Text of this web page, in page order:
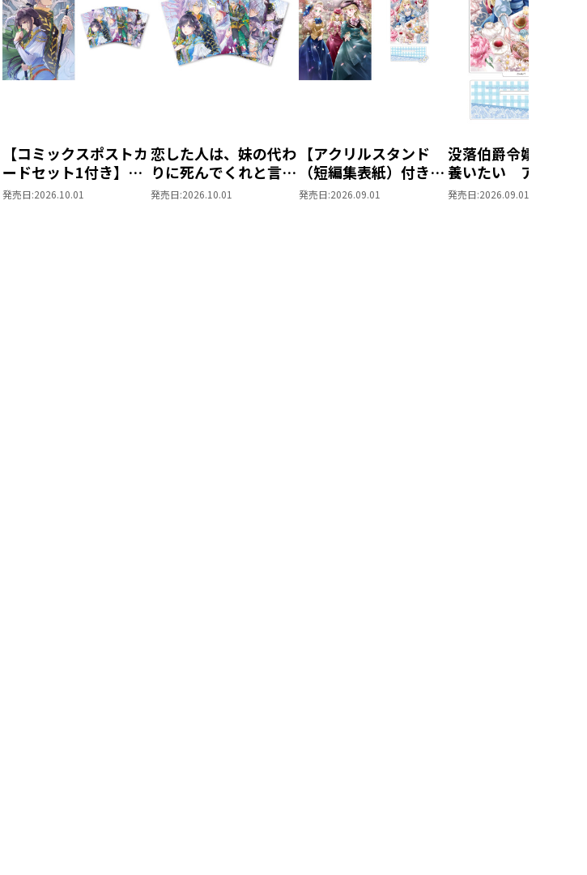
【コミックスポストカ
ードセット1付き】恋
した人は、妹の代わり
発売日:2026.10.01
恋した人は、妹の代わ
りに死んでくれと言っ
た。＠COMIC ポス
発売日:2026.10.01
【アクリルスタンド
（短編集表紙）付き】
没落伯爵令嬢は家族を
発売日:2026.09.01
没落伯爵令嬢は家族
養いたい アクリル
タンド（短編集表紙
発売日:2026.09.01